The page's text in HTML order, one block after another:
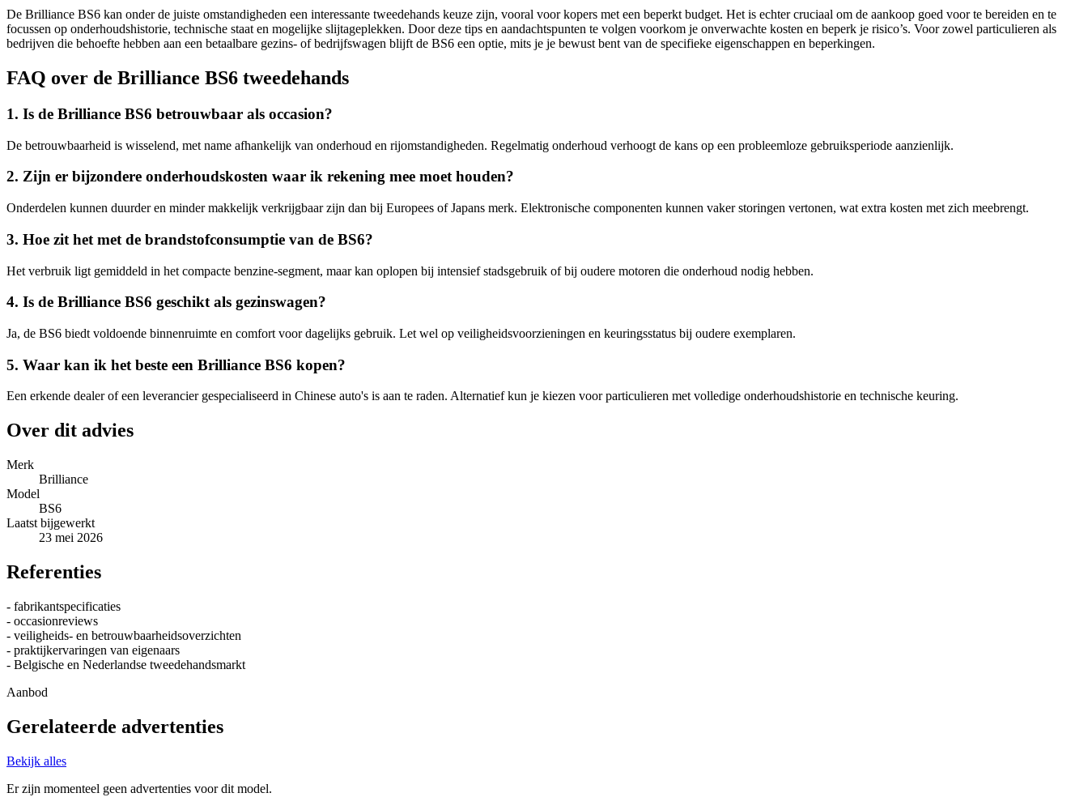
De Brilliance BS6 kan onder de juiste omstandigheden een interessante tweedehands keuze zijn, vooral voor kopers met een beperkt budget. Het is echter cruciaal om de aankoop goed voor te bereiden en te
focussen op onderhoudshistorie, technische staat en mogelijke slijtageplekken. Door deze tips en aandachtspunten te volgen voorkom je onverwachte kosten en beperk je risico’s. Voor zowel particulieren als
bedrijven die behoefte hebben aan een betaalbare gezins- of bedrijfswagen blijft de BS6 een optie, mits je je bewust bent van de specifieke eigenschappen en beperkingen.
FAQ over de Brilliance BS6 tweedehands
1. Is de Brilliance BS6 betrouwbaar als occasion?
De betrouwbaarheid is wisselend, met name afhankelijk van onderhoud en rijomstandigheden. Regelmatig onderhoud verhoogt de kans op een probleemloze gebruiksperiode aanzienlijk.
2. Zijn er bijzondere onderhoudskosten waar ik rekening mee moet houden?
Onderdelen kunnen duurder en minder makkelijk verkrijgbaar zijn dan bij Europees of Japans merk. Elektronische componenten kunnen vaker storingen vertonen, wat extra kosten met zich meebrengt.
3. Hoe zit het met de brandstofconsumptie van de BS6?
Het verbruik ligt gemiddeld in het compacte benzine-segment, maar kan oplopen bij intensief stadsgebruik of bij oudere motoren die onderhoud nodig hebben.
4. Is de Brilliance BS6 geschikt als gezinswagen?
Ja, de BS6 biedt voldoende binnenruimte en comfort voor dagelijks gebruik. Let wel op veiligheidsvoorzieningen en keuringsstatus bij oudere exemplaren.
5. Waar kan ik het beste een Brilliance BS6 kopen?
Een erkende dealer of een leverancier gespecialiseerd in Chinese auto's is aan te raden. Alternatief kun je kiezen voor particulieren met volledige onderhoudshistorie en technische keuring.
Over dit advies
Merk
Brilliance
Model
BS6
Laatst bijgewerkt
23 mei 2026
Referenties
- fabrikantspecificaties
- occasionreviews
- veiligheids- en betrouwbaarheidsoverzichten
- praktijkervaringen van eigenaars
- Belgische en Nederlandse tweedehandsmarkt
Aanbod
Gerelateerde advertenties
Bekijk alles
Er zijn momenteel geen advertenties voor dit model.